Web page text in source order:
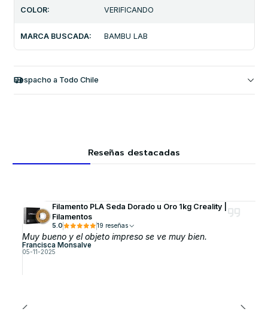
COLOR: VERIFICANDO
MARCA BUSCADA: BAMBU LAB
Despacho a Todo Chile
Reseñas destacadas
Filamento PLA Seda Dorado u Oro 1kg Creality |
Filamentos
5.0 19 reseñas
Muy bueno y el objeto impreso se ve muy bien.
Francisca Monsalve
05-11-2025